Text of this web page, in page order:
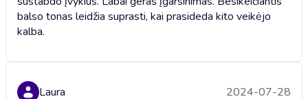
balso tonas leidžia suprasti, kai prasideda kito veikėjo
kalba.
Laura 2024-07-28